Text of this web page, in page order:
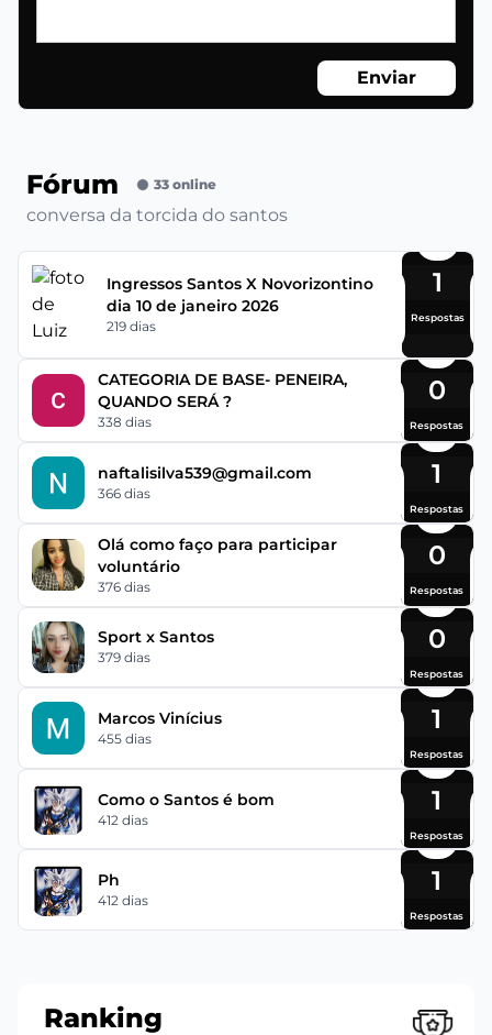
Enviar
Fórum 33 online
conversa da torcida do santos
Ingressos Santos X Novorizontino
dia 10 de janeiro 2026
219 dias
1
Respostas
CATEGORIA DE BASE- PENEIRA,
QUANDO SERÁ ?
338 dias
0
Respostas
naftalisilva539@gmail.com
366 dias
1
Respostas
Olá como faço para participar
voluntário
376 dias
0
Respostas
Sport x Santos
379 dias
0
Respostas
Marcos Vinícius
455 dias
1
Respostas
Como o Santos é bom
412 dias
1
Respostas
Ph
412 dias
1
Respostas
Ranking